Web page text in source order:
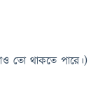
তো থাকতে পারে।)